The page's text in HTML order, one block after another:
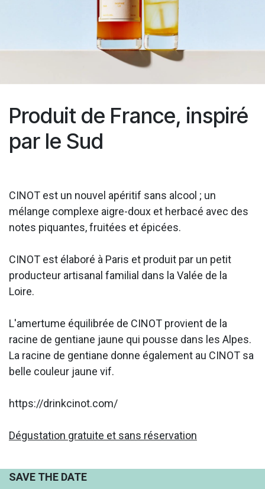
Produit de France, inspiré
par le Sud
CINOT est un nouvel apéritif sans alcool ; un
mélange complexe aigre-doux et herbacé avec des
notes piquantes, fruitées et épicées.
CINOT est élaboré à Paris et produit par un petit
producteur artisanal familial dans la Valée de la
Loire.
L'amertume équilibrée de CINOT provient de la
racine de gentiane jaune qui pousse dans les Alpes.
La racine de gentiane donne également au CINOT sa
belle couleur jaune vif.
https://drinkcinot.com/
Dégustation gratuite et sans réservation
SAVE THE DATE